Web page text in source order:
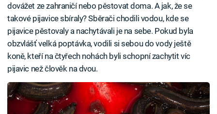
dovážet ze zahraničí nebo pěstovat doma. A jak, že se
takové pijavice sbíraly? Sběrači chodili vodou, kde se
pijavice pěstovaly a nachytávali je na sebe. Pokud byla
obzvlášť velká poptávka, vodili si sebou do vody ještě
koně, kteří na čtyřech nohách byli schopní zachytit víc
pijavic než člověk na dvou.